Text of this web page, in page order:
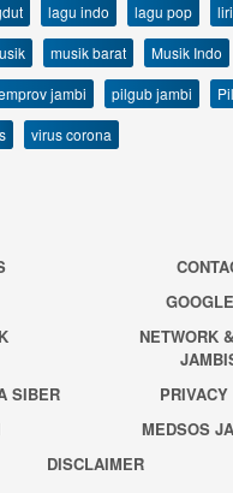
lagu indo lagu pop
musik barat Musik Indo
jambi pilgub jambi
virus corona
NETWORK
SIBER
MEDSOS
DISCLAIMER